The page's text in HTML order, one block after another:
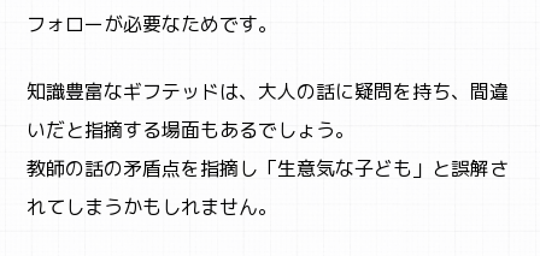
フォローが必要なためです。
知識豊富なギフテッドは、大人の話に疑問を持ち、間違
いだと指摘する場面もあるでしょう。
教師の話の矛盾点を指摘し「生意気な子ども」と誤解さ
れてしまうかもしれません。